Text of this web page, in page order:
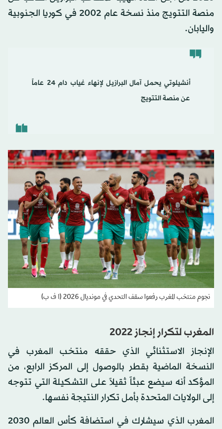
منصة التتويج منذ نسخة عام 2002 في كوريا الجنوبية
واليابان.
أنشيلوتي يحمل آمال البرازيل لإنهاء غياب دام 24 عاماً
عن منصة التتويج
نجوم منتخب المغرب رفعوا سقف التحدي في مونديال 2026 (ا ف ب)
المغرب لتكرار إنجاز 2022
الإنجاز الاستثنائي الذي حققه منتخب المغرب في
النسخة الماضية بقطر بالوصول إلى المركز الرابع، من
المؤكد أنه سيضع عبئاً ثقيلاً على التشكيلة التي تتوجه
إلى الولايات المتحدة بأمل تكرار النتيجة نفسها.
المغرب الذي سيشارك في استضافة كأس العالم 2030